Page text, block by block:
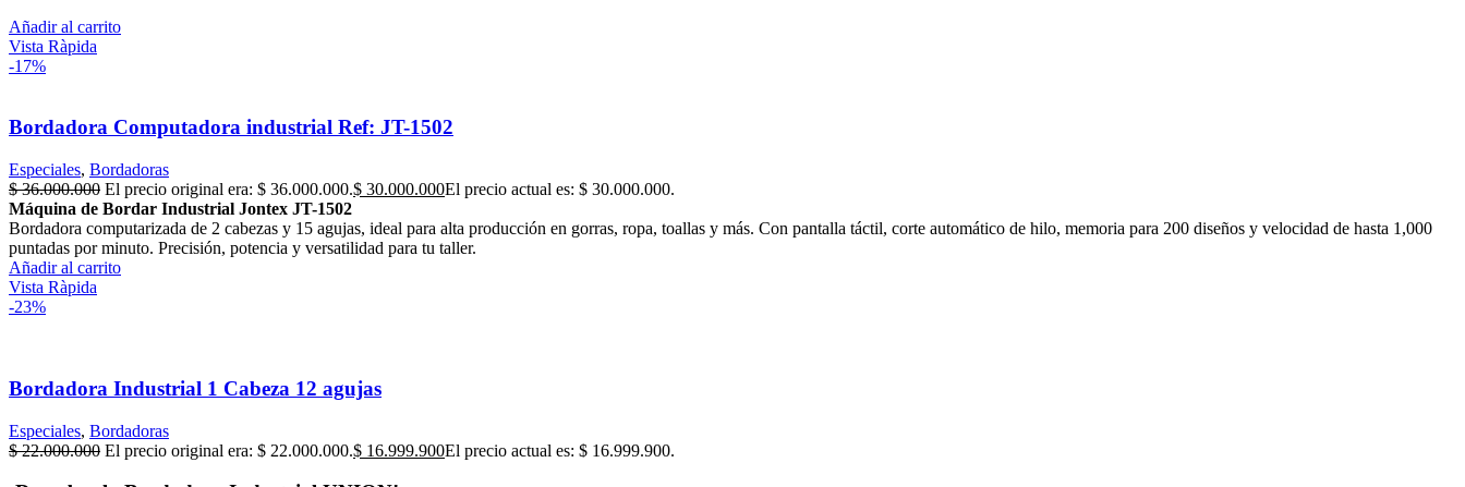
Añadir al carrito
Vista Ràpida
-17%
Bordadora Computadora industrial Ref: JT-1502
Especiales, Bordadoras
$36.000.000 El precio original era: $ 36.000.000.$ 30.000.000El precio actual es: $ 30.000.000.
Máquina de Bordar Industrial Jontex JT-1502
Bordadora computarizada de 2 cabezas y 15 agujas, ideal para alta producción en gorras, ropa, toallas y más. Con pantalla táctil, corte automático de hilo, memoria para 200 diseños y velocidad de hasta 1,000
puntadas por minuto. Precisión, potencia y versatilidad para tu taller.
Añadir al carrito
Vista Ràpida
-23%
Bordadora Industrial 1 Cabeza 12 agujas
Especiales, Bordadoras
$22.000.000 El precio original era: $ 22.000.000.$ 16.999.900El precio actual es: $ 16.999.900.